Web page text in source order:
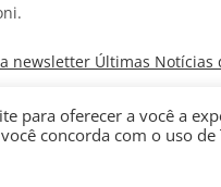
newsletter Últimas Notícias
Belém, estabeleceu-se
para oferecer a você a
concorda com o uso de